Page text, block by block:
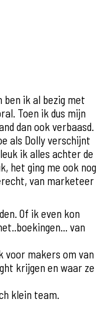
ben ik al bezig met
Toen ik dus mijn
dan ook verbaasd.
als Dolly verschijnt
ik alles achter de
het ging me ook nog
van marketeer
Of ik even kon
van
voor makers om van
krijgen en waar ze
klein team.